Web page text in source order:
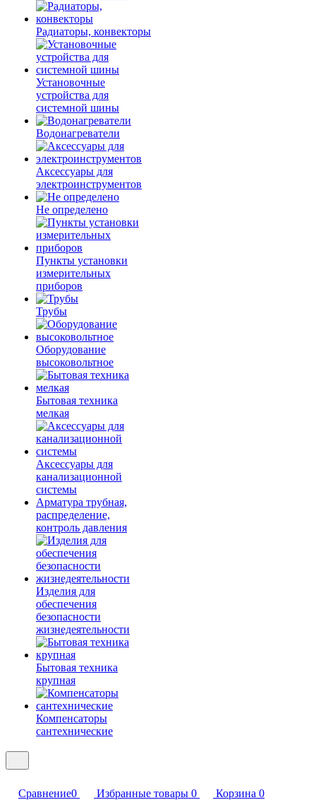
Радиаторы, конвекторы
Установочные
устройства для
системной шины
Водонагреватели
Аксессуары для
электроинструментов
Не определено
Пункты установки
измерительных
приборов
Трубы
Оборудование
высоковольтное
Бытовая техника
мелкая
Аксессуары для
канализационной
системы
Арматура трубная,
распределение,
контроль давления
Изделия для
обеспечения
безопасности
жизнедеятельности
Бытовая техника
крупная
Компенсаторы
сантехнические
Сравнение0 Избранные товары 0 Корзина 0